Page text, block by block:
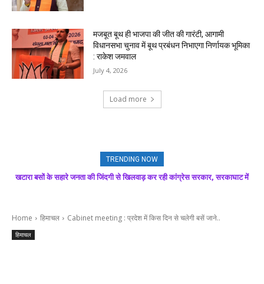
मजबूत बूथ ही भाजपा की जीत की गारंटी, आगामी
विधानसभा चुनाव में बूथ प्रबंधन निभाएगा निर्णायक भूमिका
: राकेश जमवाल
July 4, 2026
Load more